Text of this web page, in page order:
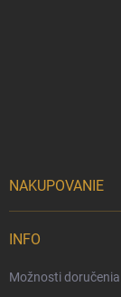
NAKUPOVANIE
Darčekový radca 🎁
INFO
Možnosti doručenia